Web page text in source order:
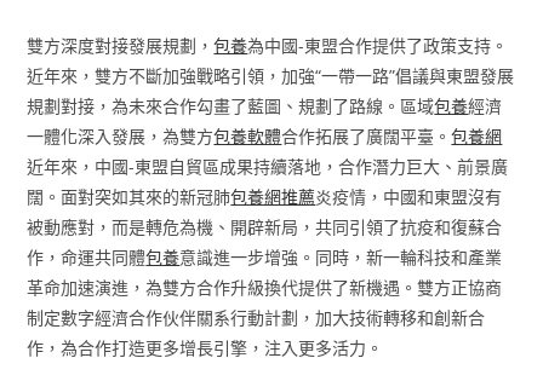
雙方深度對接發展規劃，包養為中國-東盟合作提供了政策支持。
近年來，雙方不斷加強戰略引領，加強“一帶一路”倡議與東盟發展
規劃對接，為未來合作勾畫了藍圖、規劃了路線。區域包養經濟
一體化深入發展，為雙方包養軟體合作拓展了廣闊平臺。包養網
近年來，中國-東盟自貿區成果持續落地，合作潛力巨大、前景廣
闊。面對突如其來的新冠肺包養網推薦炎疫情，中國和東盟沒有
被動應對，而是轉危為機、開辟新局，共同引領了抗疫和復蘇合
作，命運共同體包養意識進一步增強。同時，新一輪科技和產業
革命加速演進，為雙方合作升級換代提供了新機遇。雙方正協商
制定數字經濟合作伙伴關系行動計劃，加大技術轉移和創新合
作，為合作打造更多增長引擎，注入更多活力。